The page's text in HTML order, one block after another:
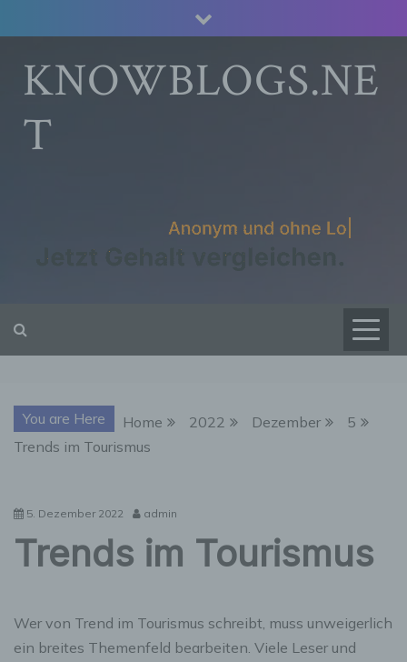
to
contentKNOWBLOGS.NE
T
You are Here Home 2022 Dezember
5
Trends im Tourismus
5. Dezember 2022 admin
Trends im Tourismus
Wer von Trend im Tourismus schreibt, muss unweigerlich
ein breites Themenfeld bearbeiten. Viele Leser und